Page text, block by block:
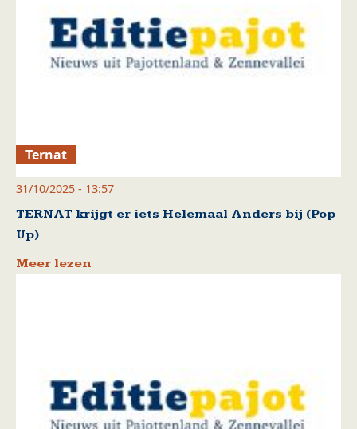
Ternat
31/10/2025 - 13:57
TERNAT krijgt er iets Helemaal Anders bij (Pop
Up)
Meer lezen